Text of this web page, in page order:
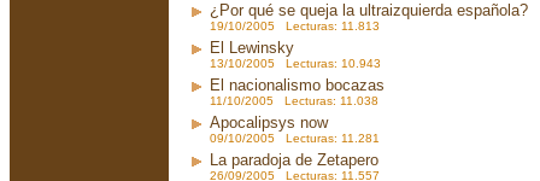
¿Por qué se queja la ultraizquierda española?
19/10/2005 Lecturas: 11.813
El Lewinsky
13/10/2005 Lecturas: 10.943
El nacionalismo bocazas
11/10/2005 Lecturas: 11.038
Apocalipsys now
09/10/2005 Lecturas: 11.281
La paradoja de Zetapero
26/09/2005 Lecturas: 11.557